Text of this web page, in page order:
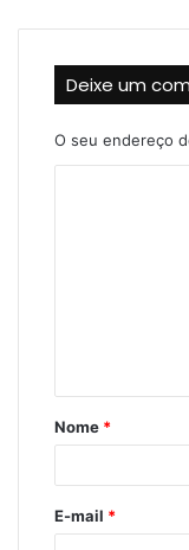
Deixe um
O seu endereço
á
r
*
Nome *
E-mail *